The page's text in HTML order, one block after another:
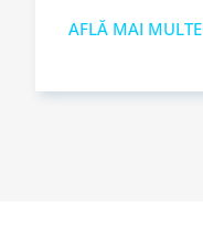
AFLĂ MAI MULTE